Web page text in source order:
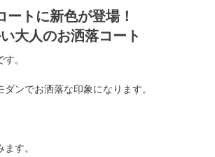
ートに新色が登場！
大人のお洒落コート
。
ンでお洒落な印象になります。
す。